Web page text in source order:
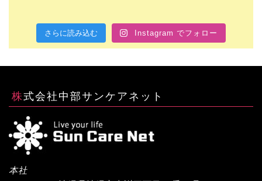
さらに読み込む Instagram でフォロー
株式会社中部サンケアネット
本社